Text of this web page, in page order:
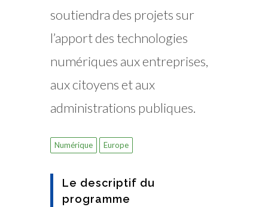
soutiendra des projets sur
l’apport des technologies
numériques aux entreprises,
aux citoyens et aux
administrations publiques.
Numérique Europe
Le descriptif du
programme